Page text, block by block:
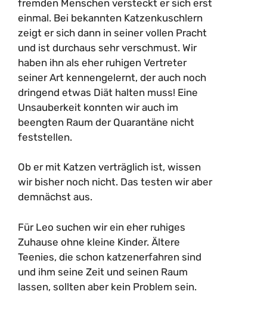
fremden Menschen versteckt er sich erst
einmal. Bei bekannten Katzenkuschlern
zeigt er sich dann in seiner vollen Pracht
und ist durchaus sehr verschmust. Wir
haben ihn als eher ruhigen Vertreter
seiner Art kennengelernt, der auch noch
dringend etwas Diät halten muss! Eine
Unsauberkeit konnten wir auch im
beengten Raum der Quarantäne nicht
feststellen.
Ob er mit Katzen verträglich ist, wissen
wir bisher noch nicht. Das testen wir aber
demnächst aus.
Für Leo suchen wir ein eher ruhiges
Zuhause ohne kleine Kinder. Ältere
Teenies, die schon katzenerfahren sind
und ihm seine Zeit und seinen Raum
lassen, sollten aber kein Problem sein.